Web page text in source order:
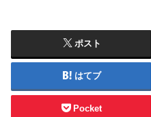
ポスト
はてブ
Pocket